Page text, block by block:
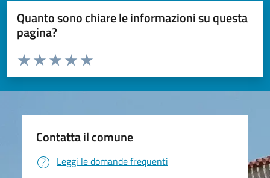
Quanto sono chiare le informazioni su questa
pagina?
Valuta da 1 a 5 stelle la pagina
Valuta 5 stelle su 5
Valuta 4 stelle su 5
Valuta 3 stelle su 5
Valuta 2 stelle su 5
Valuta 1 stelle su 5
Contatta il comune
Leggi le domande frequenti